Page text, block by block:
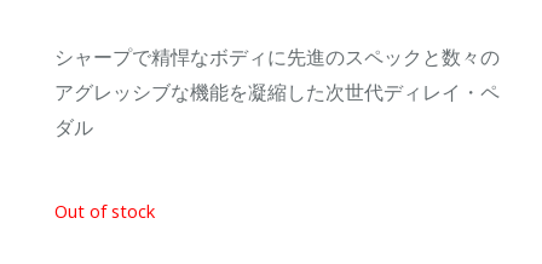
シャープで精悍なボディに先進のスペックと数々の
アグレッシブな機能を凝縮した次世代ディレイ・ペ
ダル
Out of stock